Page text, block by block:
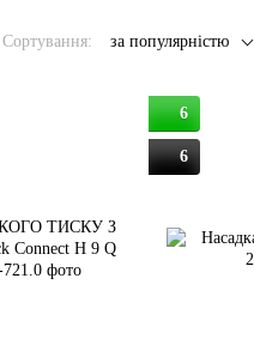
Сортування: за популярністю
6
6